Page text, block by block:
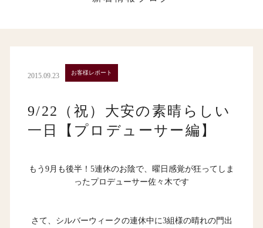
2015.09.23 お客様レポート
9/22（祝）大安の素晴らしい
一日【プロデューサー編】
もう9月も後半！5連休のお陰で、曜日感覚が狂ってしま
ったプロデューサー佐々木です
さて、シルバーウィークの連休中に3組様の晴れの門出